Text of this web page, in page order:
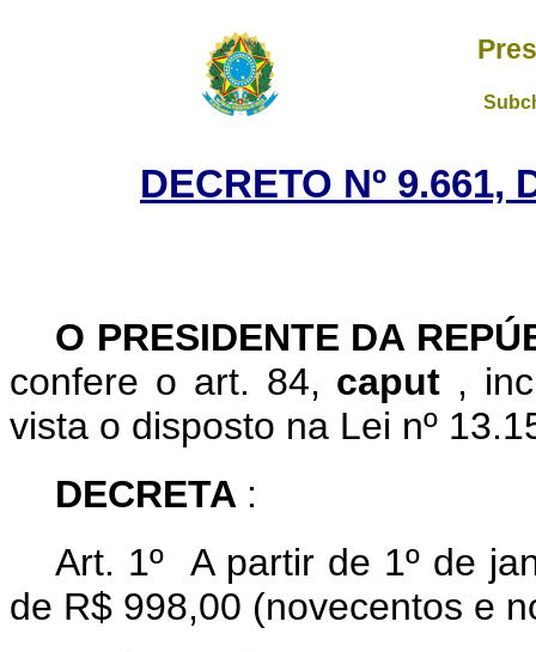
DECRETO Nº 9.661,
O PRESIDENTE DA
confere o art. 84, caput ,
vista o disposto na Lei nº
DECRETA :
Art. 1º A partir de 1º de
de R$ 998,00 (novecentos e